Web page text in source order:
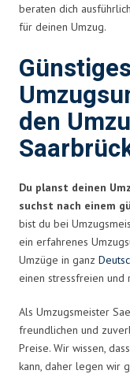
beraten dich
für deinen Umzug.
Günstiges
den
Du planst deinen
suchst nach einem
bist du bei
ein erfahrenes
Umzüge in ganz
einen stressfreien und
Als Umzugsmeister
freundlichen und
Preise. Wir wissen,
kann, daher legen wir